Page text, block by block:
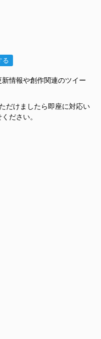
る
情報や創作関連のツイー
だけましたら即座に対応い
ださい。